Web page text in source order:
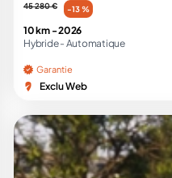
45 280 € -13 %
10 km -2026
Hybride - Automatique
Garantie
Exclu Web